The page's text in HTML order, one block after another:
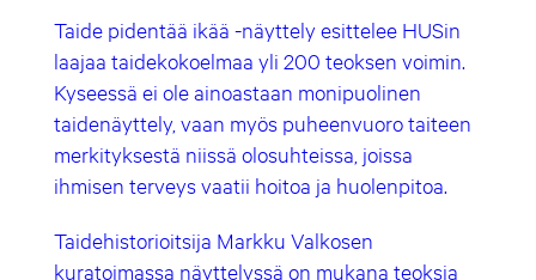
Taide pidentää ikää -näyttely esittelee HUSin
laajaa taidekokoelmaa yli 200 teoksen voimin.
Kyseessä ei ole ainoastaan monipuolinen
taidenäyttely, vaan myös puheenvuoro taiteen
merkityksestä niissä olosuhteissa, joissa
ihmisen terveys vaatii hoitoa ja huolenpitoa.
Taidehistorioitsija Markku Valkosen
kuratoimassa näyttelyssä on mukana teoksia